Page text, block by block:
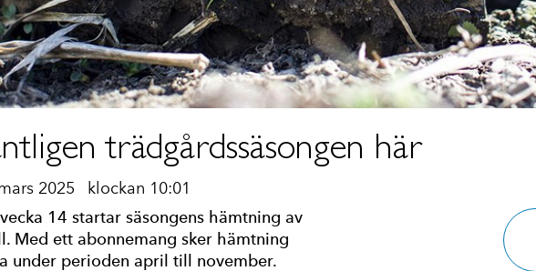
trädgårdssäsongen här
2025 klockan 10:01
14 startar säsongens hämtning av
Med ett abonnemang sker hämtning
under perioden april till november.